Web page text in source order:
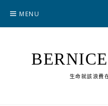
content
MENU
生命就該浪費